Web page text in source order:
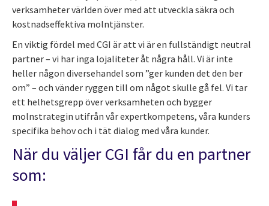
verksamheter världen över med att utveckla säkra och
kostnadseffektiva molntjänster.
En viktig fördel med CGI är att vi är en fullständigt neutral
partner – vi har inga lojaliteter åt några håll. Vi är inte
heller någon diversehandel som ”ger kunden det den ber
om” – och vänder ryggen till om något skulle gå fel. Vi tar
ett helhetsgrepp över verksamheten och bygger
molnstrategin utifrån vår expertkompetens, våra kunders
specifika behov och i tät dialog med våra kunder.
När du väljer CGI får du en partner
som: